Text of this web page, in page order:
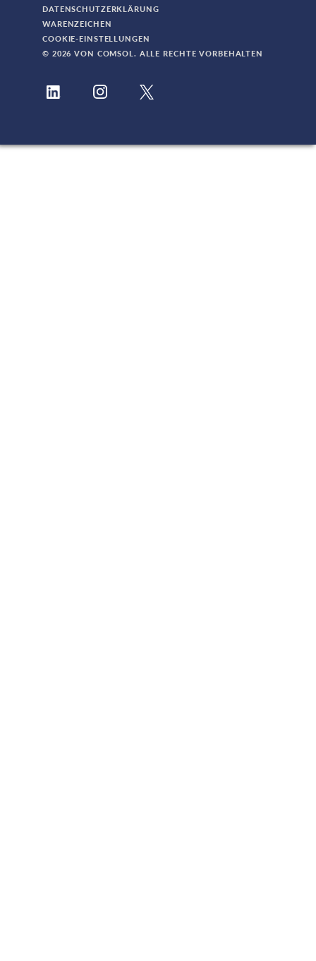
DATENSCHUTZERKLÄRUNG
WARENZEICHEN
COOKIE-EINSTELLUNGEN
© 2026 VON COMSOL. ALLE RECHTE VORBEHALTEN